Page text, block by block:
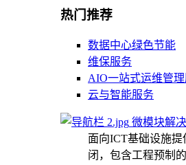
热门推荐
数据中心绿色节能
维保服务
AIO一站式运维管
云与智能服务
微模块解
面向ICT基础设施
闭，包含工程预制